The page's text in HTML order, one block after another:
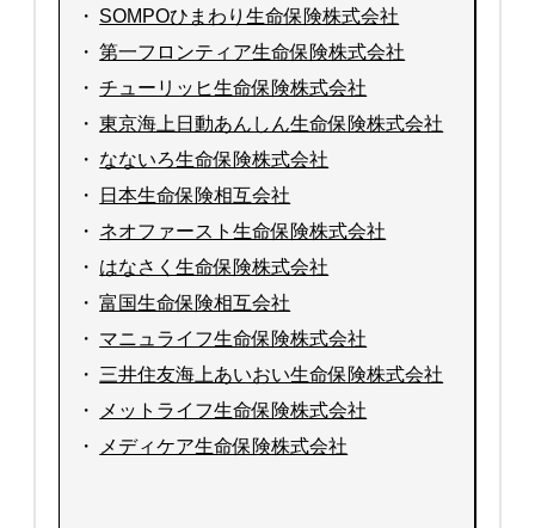
・ SOMPOひまわり生命保険株式会社
・ 第一フロンティア生命保険株式会社
・ チューリッヒ生命保険株式会社
・ 東京海上日動あんしん生命保険株式会社
・ なないろ生命保険株式会社
・
日本生命保険相互会社
・ ネオファースト生命保険株式会社
・ はなさく生命保険株式会社
・ 富国生命保険相互会社
・ マニュライフ生命保険株式会社
・ 三井住友海上あいおい生命保険株式会社
・
メットライフ生命保険株式会社
・
メディケア生命保険株式会社